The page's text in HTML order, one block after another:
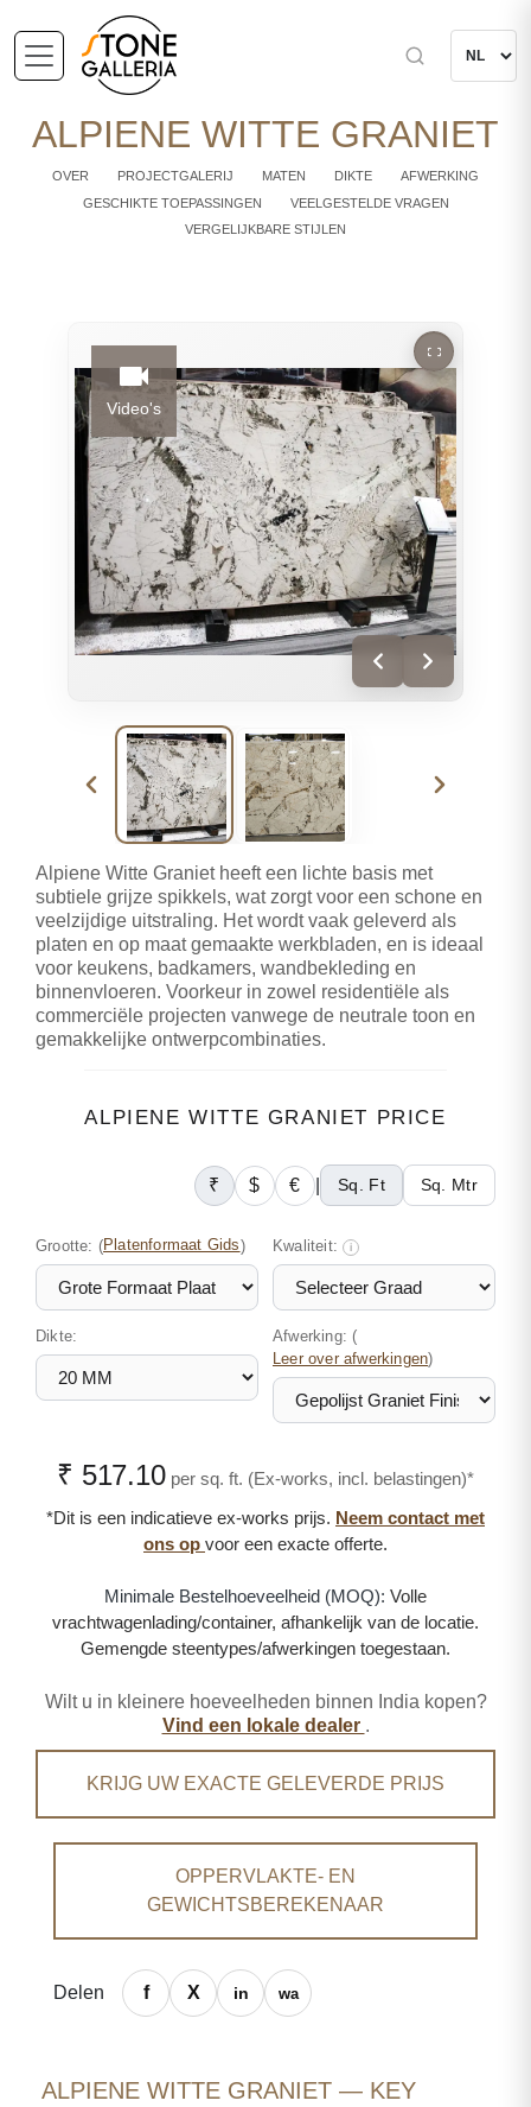
ALPIENE WITTE GRANIET
OVER PROJECTGALERIJ MATEN DIKTE
AFWERKING
GESCHIKTE TOEPASSINGEN
VEELGESTELDE VRAGEN
VERGELIJKBARE STIJLEN
Video's
Alpiene Witte Graniet heeft een lichte basis met
subtiele grijze spikkels, wat zorgt voor een schone en
veelzijdige uitstraling. Het wordt vaak geleverd als
platen en op maat gemaakte werkbladen, en is ideaal
voor keukens, badkamers, wandbekleding en
binnenvloeren. Voorkeur in zowel residentiële als
commerciële projecten vanwege de neutrale toon en
gemakkelijke ontwerpcombinaties.
ALPIENE WITTE GRANIET PRICE
₹ $ € Sq. Ft Sq. Mtr
Grootte: (Platenformaat Gids) Kwaliteit: i
Dikte: Afwerking: (
Leer over afwerkingen)
₹ 517.10 per sq. ft. (Ex-works, incl. belastingen)*
*Dit is een indicatieve ex-works prijs. Neem contact met
ons op voor een exacte offerte.
Minimale Bestelhoeveelheid (MOQ): Volle
vrachtwagenlading/container, afhankelijk van de locatie.
Gemengde steentypes/afwerkingen toegestaan.
Wilt u in kleinere hoeveelheden binnen India kopen?
Vind een lokale dealer .
KRIJG UW EXACTE GELEVERDE PRIJS
OPPERVLAKTE- EN
GEWICHTSBEREKENAAR
Delen
ALPIENE WITTE GRANIET — KEY